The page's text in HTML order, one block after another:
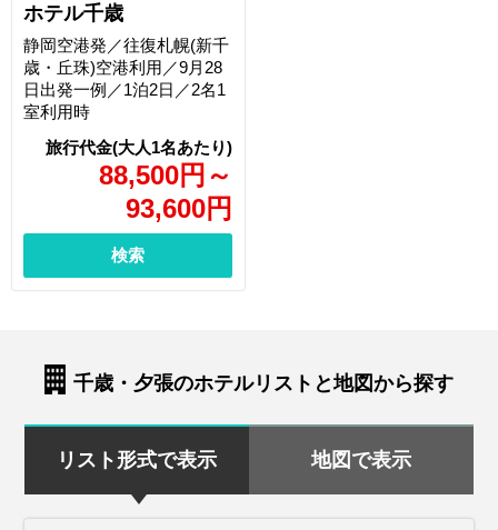
ホテル千歳
88,500円 ～
93,600円
静岡空港発／往復札幌(新千
歳・丘珠)空港利用／9月28
日出発一例／1泊2日／2名1
室利用時
検索
千歳・夕張のホテルリストと地図から探す
リスト形式で表示 地図で表示